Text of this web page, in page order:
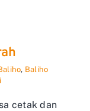
, Baliho
cetak dan